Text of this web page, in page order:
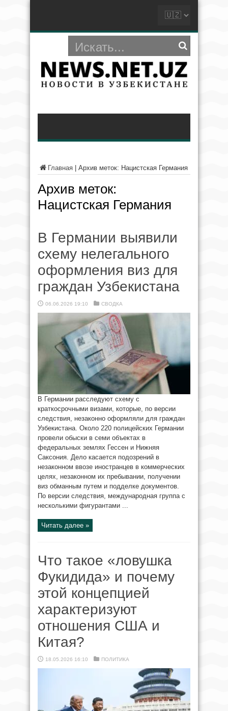
Главная Архив меток: Нацистская Германия
Архив меток:
Нацистская Германия
В Германии выявили
схему нелегального
оформления виз для
граждан Узбекистана
06.06.2026 19:10 СВОДКА
В Германии расследуют схему с
краткосрочными визами, которые, по версии
следствия, незаконно оформляли для граждан
Узбекистана. Около 220 полицейских Германии
провели обыски в семи объектах в
федеральных землях Гессен и Нижняя
Саксония. Дело касается подозрений в
незаконном ввозе иностранцев в коммерческих
целях, незаконном их пребывании, получении
виз обманным путем и подделке документов.
По версии следствия, международная группа с
несколькими фигурантами ...
Читать далее »
Что такое «ловушка
Фукидида» и почему
этой концепцией
характеризуют
отношения США и
Китая?
18.05.2026 16:10 ПОЛИТИКА